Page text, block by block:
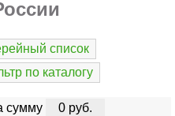
список
по каталогу
сумму
0 руб.